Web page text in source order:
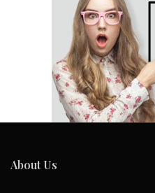
About Us